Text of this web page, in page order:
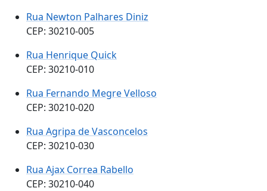
Rua Newton Palhares Diniz
CEP: 30210-005
Rua Henrique Quick
CEP: 30210-010
Rua Fernando Megre Velloso
CEP: 30210-020
Rua Agripa de Vasconcelos
CEP: 30210-030
Rua Ajax Correa Rabello
CEP: 30210-040